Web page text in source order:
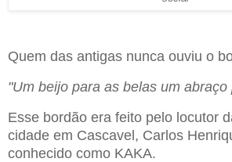
Quem das antigas nunca ouviu o
"Um beijo para as belas um
Esse bordão era feito pelo locutor
cidade em Cascavel, Carlos
conhecido como KAKA.